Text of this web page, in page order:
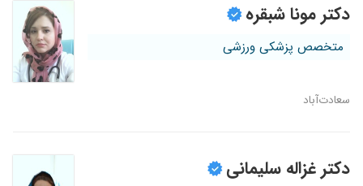
دکتر مونا شبقره
متخصص پزشکی ورزشی
سعادت‌آباد
دکتر غزاله سلیمانی